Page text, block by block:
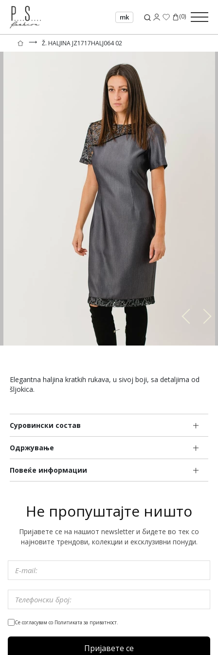
mk (0)
⟶ Ž. HALJINA JZ1717HALJ064 02
Elegantna haljina kratkih rukava, u sivoj boji, sa detaljima od
šljokica.
Суровински состав
Одржување
Повеќе информации
Не пропуштајте ништо
Пријавете се на нашиот newsletter и бидете во тек со
најновите трендови, колекции и ексклузивни понуди.
Се согласувам со Политиката за приватност.
Пријавете се